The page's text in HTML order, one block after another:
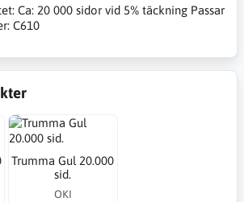
Ca: 20 000 sidor vid 5% täckning Passar
C610
Trumma Gul 20.000
sid.
OKI